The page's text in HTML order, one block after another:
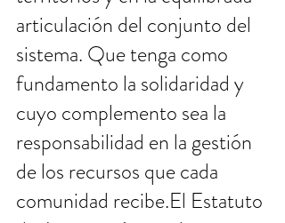
articulación del conjunto del
sistema. Que tenga como
fundamento la solidaridad y
cuyo complemento sea la
responsabilidad en la gestión
de los recursos que cada
comunidad recibe.El Estatuto